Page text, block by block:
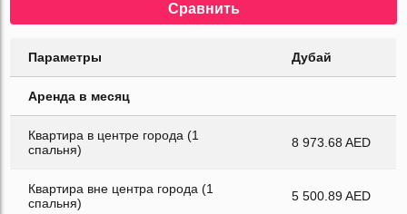
Сравнить
Параметры Дубай
Аренда в месяц
Квартира в центре города (1
спальня)
8 973.68 AED
Квартира вне центра города (1
спальня)
5 500.89 AED